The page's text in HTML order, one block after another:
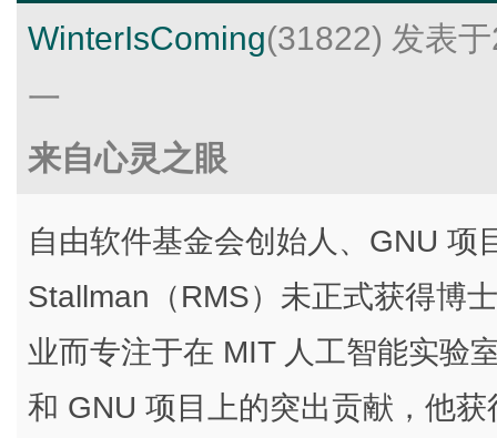
WinterIsComing(31822) 发表
一
来自心灵之眼
自由软件基金会创始人、GNU 项
Stallman（RMS）未正式获得博
业而专注于在 MIT 人工智能实验
和 GNU 项目上的突出贡献，他